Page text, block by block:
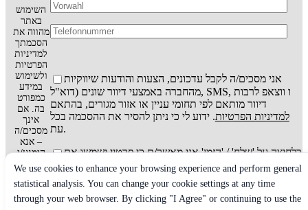
אני מסכים/ה לקבל עדכונים, הצעות והודעות שיווקיות
מהחברה באמצעי דיוור שונים (דוא"ל, SMS, ו ווצאפ לרבות
דיוור מותאם לפי תחומי עניין או אזור מגורים, בהתאם
למדיניות הפרטיות. ידוע לי כי ניתן להסיר את ההסכמה בכל
עת.
בלחיצה על 'שלח' / 'הזמן' אני מאשר/ת כי פרטיי ישמשו את
החברה למתן השירות, לניהול הקשר עמי, ולצרכים תפעוליים
ושיווקיים (בהתאם להסכמה שניתנה), הכל לפי
מדיניות
הפרטיות
dieses
Feld
leer.
We use cookies to enhance your browsing experience and perform general
statistical analysis. You can change your cookie settings at any time
through your web browser. By clicking "I Agree" or continuing to use the
השימוש
באתר
מהווה את
הסכמתך
למדיניות
הפרטיות
ולשימוש
במידע
כמפורט
בה. אם
אינך
מסכים/ה
– אנא
הימנע/י
משימוש
באתר
השירות
באתר
מיועד